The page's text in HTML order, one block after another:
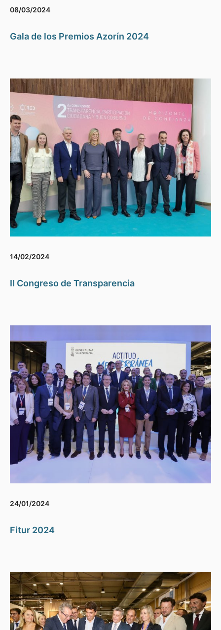
08/03/2024
Gala de los Premios Azorín 2024
14/02/2024
II Congreso de Transparencia
24/01/2024
Fitur 2024